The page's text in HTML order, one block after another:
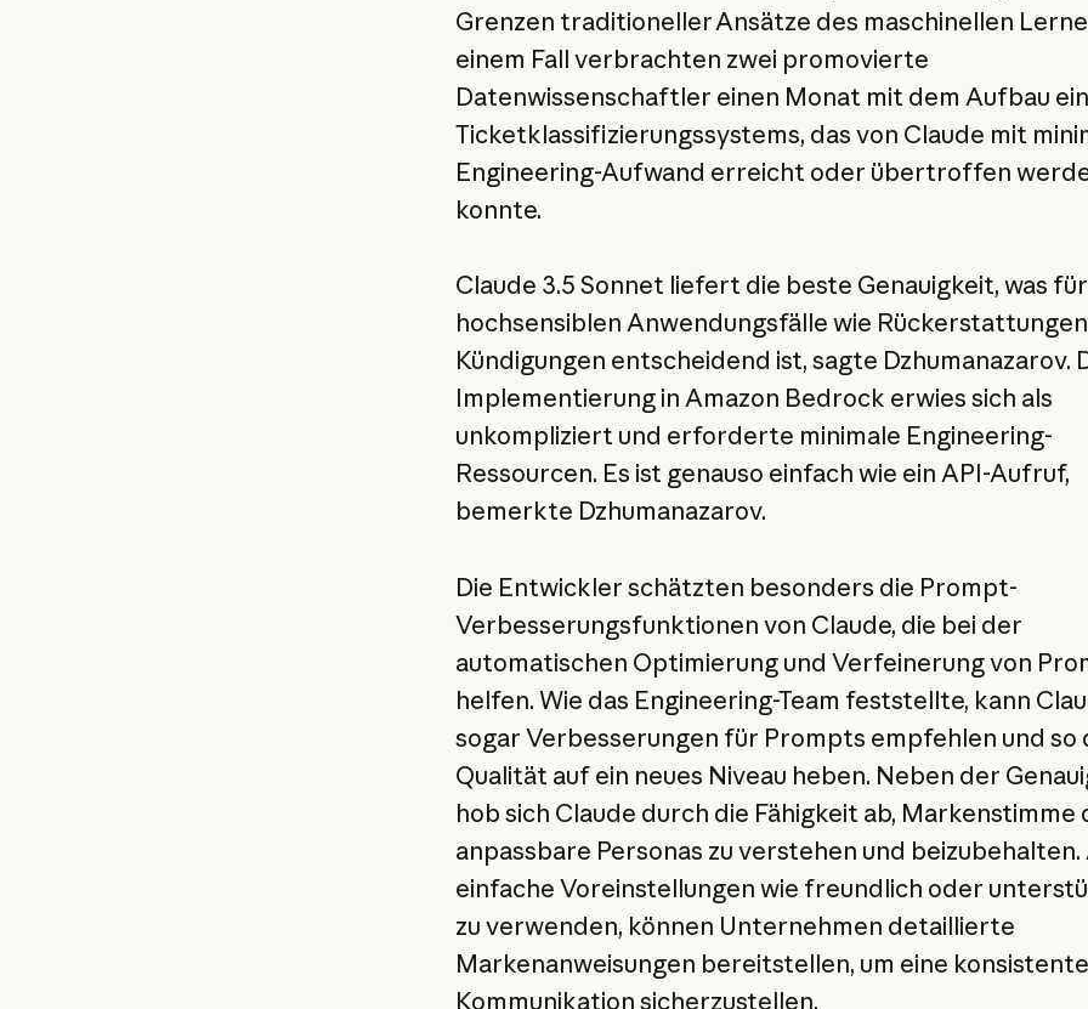
Grenzen traditioneller Ansätze des maschinellen
einem Fall verbrachten zwei promovierte
Datenwissenschaftler einen Monat mit dem Aufbau
Ticketklassifizierungssystems, das von Claude mit
Engineering-Aufwand erreicht oder übertroffen
konnte.
Claude 3.5 Sonnet liefert die beste Genauigkeit, was
hochsensiblen Anwendungsfälle wie
Kündigungen entscheidend ist, sagte Dzhumanazarov.
Implementierung in Amazon Bedrock erwies sich als
unkompliziert und erforderte minimale Engineering-
Ressourcen. Es ist genauso einfach wie ein API-Aufruf,
bemerkte Dzhumanazarov.
Die Entwickler schätzten besonders die Prompt-
Verbesserungsfunktionen von Claude, die bei der
automatischen Optimierung und Verfeinerung von
helfen. Wie das Engineering-Team feststellte, kann
sogar Verbesserungen für Prompts empfehlen und so
Qualität auf ein neues Niveau heben. Neben der
hob sich Claude durch die Fähigkeit ab, Markenstimme
anpassbare Personas zu verstehen und
einfache Voreinstellungen wie freundlich oder
zu verwenden, können Unternehmen detaillierte
Markenanweisungen bereitstellen, um eine konsistente
Kommunikation sicherzustellen.